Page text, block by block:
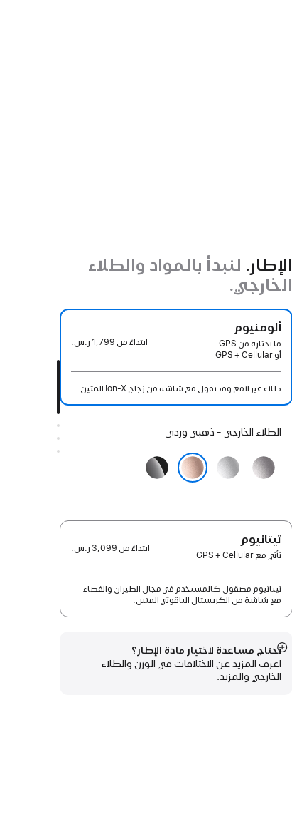
الإطار. لنبدأ بالمواد والطلاء
الخارجي.
ألومنيوم
ما تختاره من GPS
أو GPS + Cellular
ابتداءً من 1,799 ر.س.‏
طلاء غير لامع ومصقول مع شاشة من زجاج Ion-X المتين.
اختيار
الخارجي:
الطلاء الخارجي - ذهبي وردي
رمادي
فلكي
فضي
أسود
لامع
تيتانيوم
تأتي مع GPS + Cellular
ابتداءً من 3,099 ر.س.‏
تيتانيوم مصقول كالمستخدم في مجال الطيران والفضاء
مع شاشة من الكريستال الياقوتي المتين.
تحتاج مساعدة لاختيار مادة الإطار؟
اعرف المزيد عن الاختلافات في الوزن والطلاء
الخارجي والمزيد.
عرض
المزيد